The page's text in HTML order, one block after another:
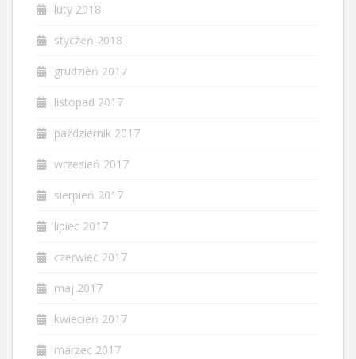
luty 2018
styczeń 2018
grudzień 2017
listopad 2017
październik 2017
wrzesień 2017
sierpień 2017
lipiec 2017
czerwiec 2017
maj 2017
kwiecień 2017
marzec 2017